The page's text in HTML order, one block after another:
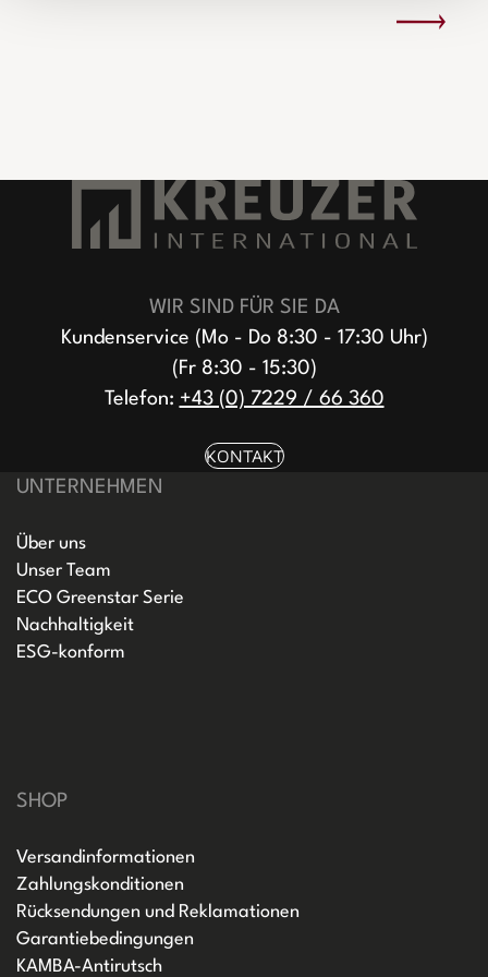
WIR SIND FÜR SIE DA
Kundenservice (Mo - Do 8:30 - 17:30 Uhr)
(Fr 8:30 - 15:30)
Telefon: +43 (0) 7229 / 66 360
KONTAKT
UNTERNEHMEN
Über uns
Unser Team
ECO Greenstar Serie
Nachhaltigkeit
ESG-konform
SHOP
Versandinformationen
Zahlungskonditionen
Rücksendungen und Reklamationen
Garantiebedingungen
KAMBA-Antirutsch